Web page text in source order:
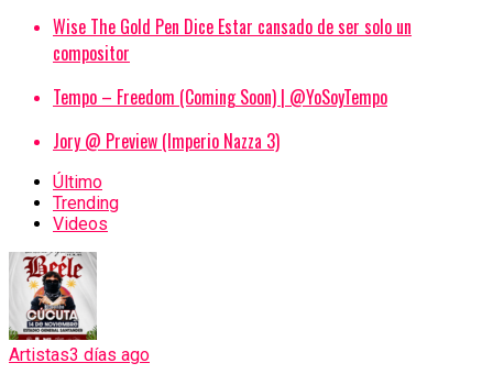
Wise The Gold Pen Dice Estar cansado de ser solo un
compositor
Tempo – Freedom (Coming Soon) | @YoSoyTempo
Jory @ Preview (Imperio Nazza 3)
Último
Trending
Videos
Artistas3 días ago